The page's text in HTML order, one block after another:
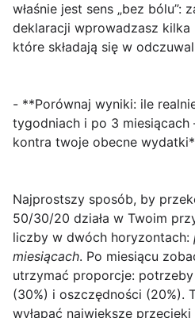
właśnie jest sens „bez bólu”:
deklaracji wprowadzasz
które składają się w
- **Porównaj wyniki: ile
tygodniach i po 3
kontra twoje obecne
Najprostszy sposób, by
50/30/20 działa w Twoim
liczby w dwóch horyzontach:
miesiącach. Po miesiącu
utrzymać proporcje:
(30%) i oszczędności (20%).
wyłapać największe